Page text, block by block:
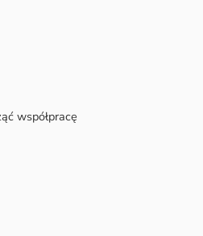
współpracę